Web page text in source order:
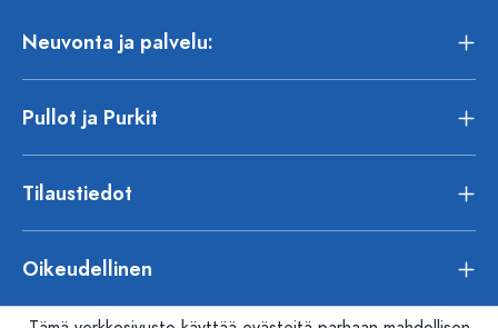
Neuvonta ja palvelu:
Pullot ja Purkit
Tilaustiedot
Oikeudellinen